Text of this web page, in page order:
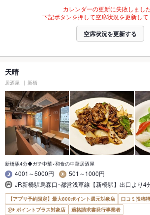
カレンダーの更新に失敗しました
下記ボタンを押して空席状況を更新して
空席状況を更新する
天晴
居酒屋 新橋
新橋駅4分◆ガチ中華×和食の中華居酒屋
4001～5000円
501～1000円
JR新橋駅烏森口･都営浅草線【新橋駅】出口より4
【アプリ予約限定】最大800ポイント還元対象店
口コミ投稿
ポイントプラス対象店
適格請求書発行事業者